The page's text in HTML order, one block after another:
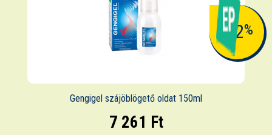
-12%
Gengigel szájöblögető oldat 150ml
7 261 Ft